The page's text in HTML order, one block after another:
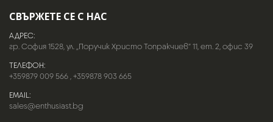
СВЪРЖЕТЕ СЕ С НАС
АДРЕС:
гр. София 1528, ул. „Поручик Христо Топракчиев“ 11, ет. 2, офис 39
ТЕЛЕФОН:
+359879 009 566,+359878 903 665
EMAIL:
sales@enthusiast.bg